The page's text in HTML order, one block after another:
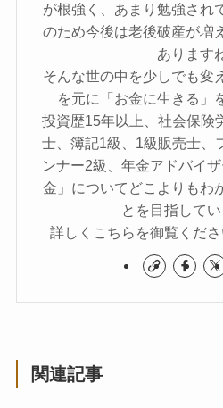
が根強く、あまり勉強され
のため今後は老後破産が増
あります
そんな世の中を少しでも変
を元に「お金に生きる」
投資歴15年以上、社会保険
士、簿記1級、1級販売士、
ンナー2級、年金アドバイ
金」についてどこよりもわ
とを目指してい
詳しくこちらを御覧くださ
関連記事